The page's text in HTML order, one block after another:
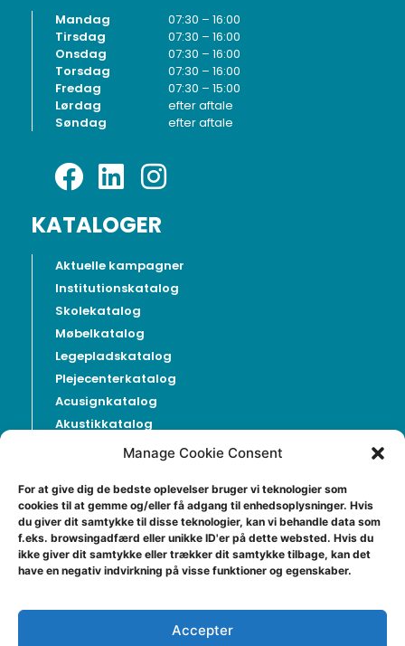
Manage Cookie Consent
For at give dig de bedste oplevelser bruger vi teknologier som
cookies til at gemme og/eller få adgang til enhedsoplysninger. Hvis
du giver dit samtykke til disse teknologier, kan vi behandle data som
f.eks. browsingadfærd eller unikke ID'er på dette websted. Hvis du
ikke giver dit samtykke eller trækker dit samtykke tilbage, kan det
have en negativ indvirkning på visse funktioner og egenskaber.
Accepter
Mandag
Tirsdag
Onsdag
Torsdag
Fredag
Lørdag
Søndag
07:30 – 16:00
07:30 – 16:00
07:30 – 16:00
07:30 – 16:00
07:30 – 15:00
efter aftale
efter aftale
KATALOGER
Aktuelle kampagner
Institutionskatalog
Skolekatalog
Møbelkatalog
Legepladskatalog
Plejecenterkatalog
Acusignkatalog
Akustikkatalog
Produktlister
NYHEDSBREV